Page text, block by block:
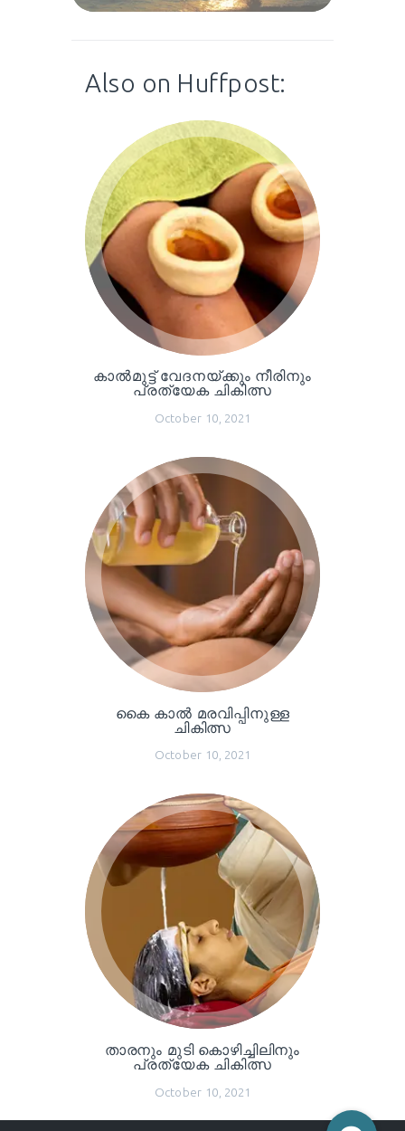
Also on Huffpost:
കാൽമുട്ട് വേദനയ്ക്കും നീരിനും
പ്രത്യേക ചികിത്സ
October 10, 2021
കൈ കാൽ മരവിപ്പിനുള്ള
ചികിത്സ
October 10, 2021
താരനും മുടി കൊഴിച്ചിലിനും
പ്രത്യേക ചികിത്സ
October 10, 2021